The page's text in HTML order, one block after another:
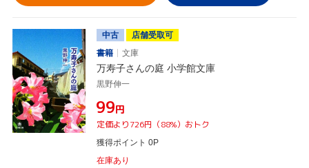
中古
店舗受取可
書籍
文庫
万寿子さんの庭 小学館文庫
黒野伸一
¥99円
定価より726円（88%）おトク
獲得ポイント 0P
在庫あり